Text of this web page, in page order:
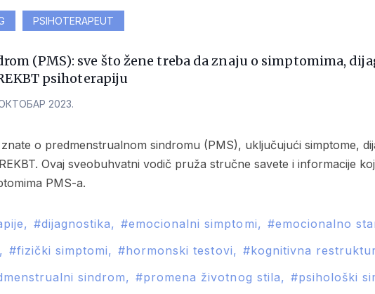
PSIHOTERAPEUT
(PMS): sve što žene treba da znaju o simptomima,
psihoterapiju
2023.
Ovaj sveobuhvatni vodič pruža stručne savete i informacije
PMS-a.
dijagnostika emocionalni simptomi
emocionalno
fizički simptomi hormonski testovi
kognitivna
sindrom promena životnog stila
psihološki